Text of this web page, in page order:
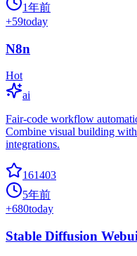
1年前
+59today
N8n
Hot
ai
Fair-code workflow
Combine visual building
integrations.
161403
5年前
+680today
Stable Diffusion Webui